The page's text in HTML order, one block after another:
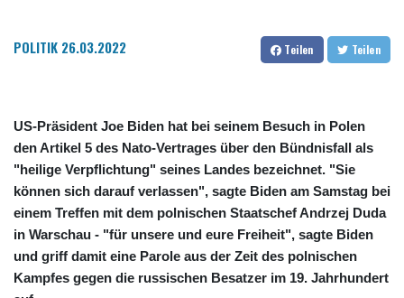
POLITIK 26.03.2022 Teilen Teilen
US-Präsident Joe Biden hat bei seinem Besuch in Polen
den Artikel 5 des Nato-Vertrages über den Bündnisfall als
"heilige Verpflichtung" seines Landes bezeichnet. "Sie
können sich darauf verlassen", sagte Biden am Samstag bei
einem Treffen mit dem polnischen Staatschef Andrzej Duda
in Warschau - "für unsere und eure Freiheit", sagte Biden
und griff damit eine Parole aus der Zeit des polnischen
Kampfes gegen die russischen Besatzer im 19. Jahrhundert